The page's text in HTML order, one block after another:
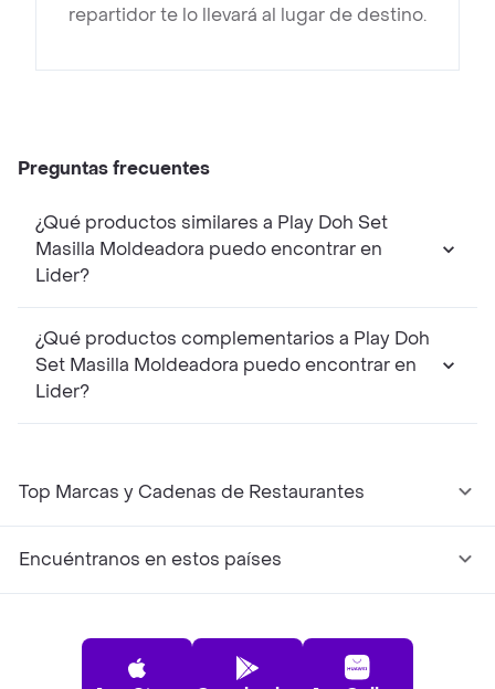
repartidor te lo llevará al lugar de destino.
Preguntas frecuentes
¿Qué productos similares a Play Doh Set
Masilla Moldeadora puedo encontrar en
Lider?
¿Qué productos complementarios a Play Doh
Set Masilla Moldeadora puedo encontrar en
Lider?
Top Marcas y Cadenas de Restaurantes
Encuéntranos en estos países